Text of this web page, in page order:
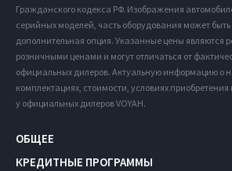
Гражданского кодекса РФ. Изображения
серийных моделей, часть оборудования может быть
дополнительная опция. Указанные цены являются
розничными ценами и могут отличаться от
официальных дилеров. Актуальную информацию о
комплектациях, стоимости, условиях
у официальных дилеров VOYAH.
ОБЩЕЕ
КРЕДИТНЫЕ ПРОГРАММЫ